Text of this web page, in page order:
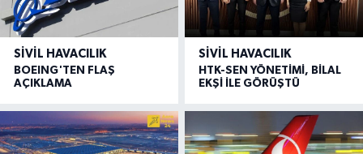
SIVIL HAVACILIK
BOEING'TEN FLAŞ
AÇIKLAMA
SIVIL HAVACILIK
HTK-SEN YÖNETİMİ, BİLAL
EKŞİ İLE GÖRÜŞTÜ